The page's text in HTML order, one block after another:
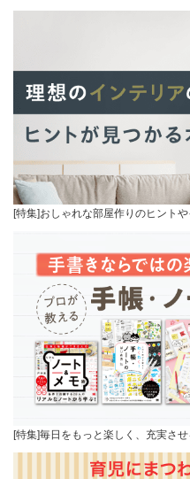
[特集]おしゃれな部屋作りのヒント
[特集]毎日をもっと楽しく、充実さ